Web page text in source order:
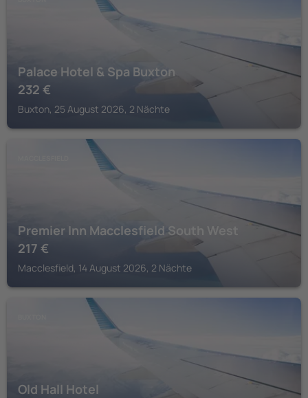
Palace Hotel & Spa Buxton
232 €
Buxton, 25 August 2026, 2 Nächte
Premier Inn Macclesfield South West
217 €
Macclesfield, 14 August 2026, 2 Nächte
Old Hall Hotel